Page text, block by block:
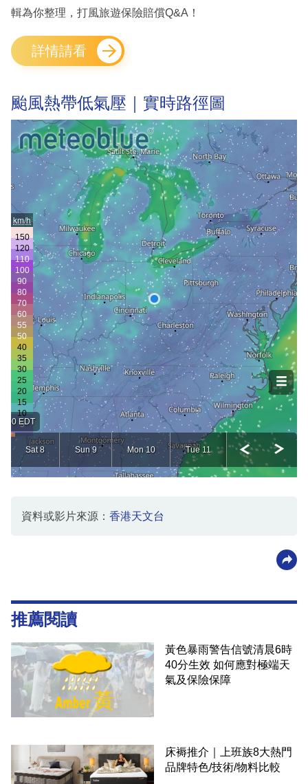
輯為你整理，打風旅遊保險賠償Q&A！
詳情請看
颱風熱帶低氣壓｜實時路徑圖
資料或影片來源： 香港天文台
推薦閱讀
黃色暴雨警告信號清晨6時
40分生效 如何應對極端天
氣及保險保障
床褥推介｜上班族8大熱門
品牌特色/技術/物料比較